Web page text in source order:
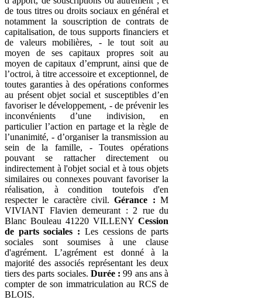
de tous titres ou droits sociaux en général et
notamment la souscription de contrats de
capitalisation, de tous supports financiers et
de valeurs mobilières, - le tout soit au
moyen de ses capitaux propres soit au
moyen de capitaux d’emprunt, ainsi que de
l’octroi, à titre accessoire et exceptionnel, de
toutes garanties à des opérations conformes
au présent objet social et susceptibles d’en
favoriser le développement, - de prévenir les
inconvénients d’une indivision, en
particulier l’action en partage et la règle de
l’unanimité, - d’organiser la transmission au
sein de la famille, - Toutes opérations
pouvant se rattacher directement ou
indirectement à l'objet social et à tous objets
similaires ou connexes pouvant favoriser la
réalisation, à condition toutefois d'en
respecter le caractère civil.Gérance : M
VIVIANT Flavien demeurant : 2 rue du
Blanc Bouleau 41220 VILLENY Cession
de parts sociales : Les cessions de parts
sociales sont soumises à une clause
d'agrément. L’agrément est donné à la
majorité des associés représentant les deux
tiers des parts sociales. Durée : 99 ans ans à
compter de son immatriculation au RCS de
BLOIS.